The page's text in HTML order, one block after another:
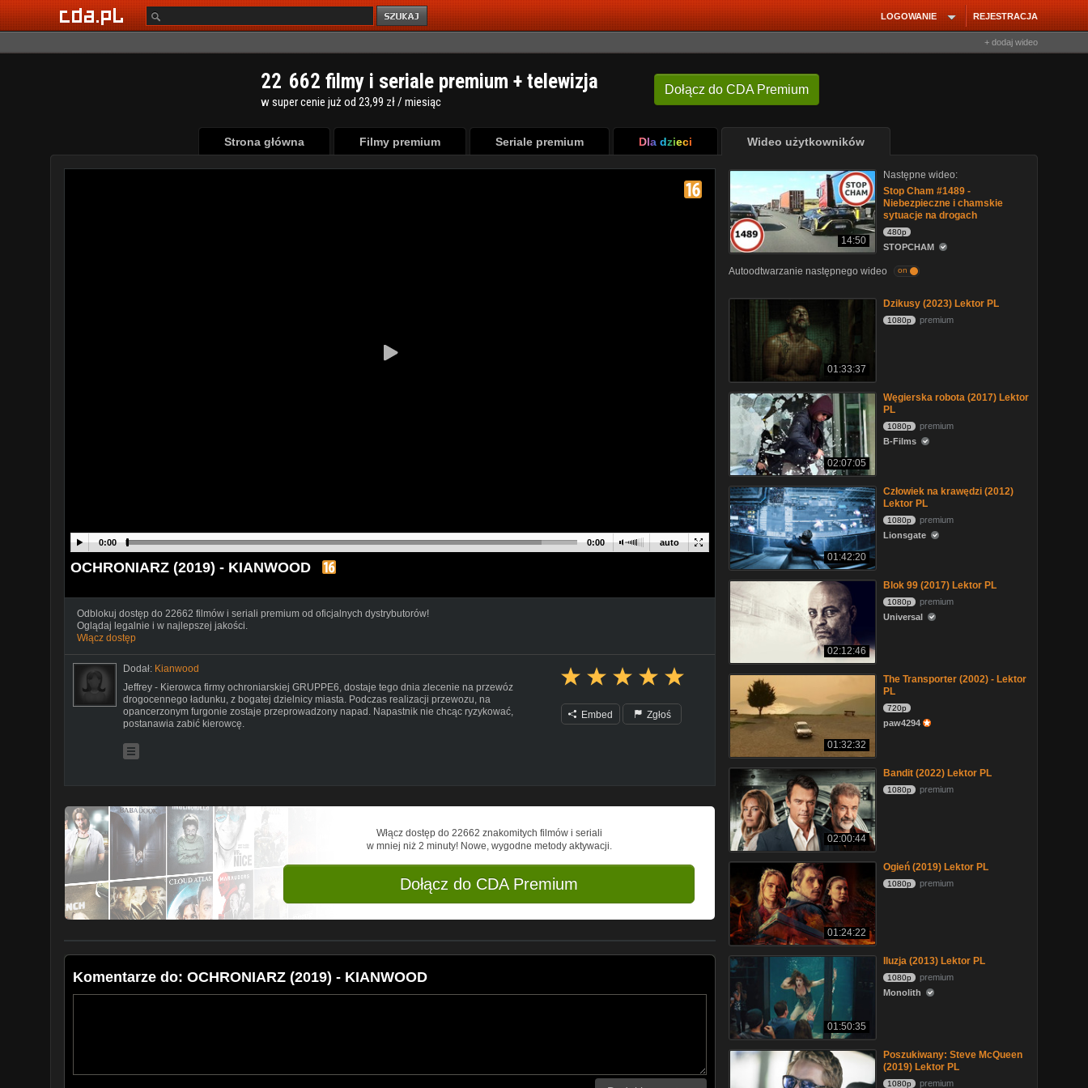
REJESTRACJA
LOGOWANIE
+ dodaj wideo
Dołącz do CDA Premium
22 662 filmy i seriale premium + telewizja
w super cenie już od 23,99 zł / miesiąc
Strona główna Filmy premium Seriale premium Dla dzieci Wideo użytkowników
auto
0:00 0:00
OCHRONIARZ (2019) - KIANWOOD
Odblokuj dostęp do 22662 filmów i seriali premium od oficjalnych dystrybutorów!
Oglądaj legalnie i w najlepszej jakości.
Włącz dostęp
Dodał: Kianwood
Jeffrey - Kierowca firmy ochroniarskiej GRUPPE6, dostaje tego dnia zlecenie na przewóz
drogocennego ładunku, z bogatej dzielnicy miasta. Podczas realizacji przewozu, na
opancerzonym furgonie zostaje przeprowadzony napad. Napastnik nie chcąc ryzykować,
postanawia zabić kierowcę.
Embed Zgłoś
Włącz dostęp do 22662 znakomitych filmów i seriali
w mniej niż 2 minuty! Nowe, wygodne metody aktywacji.
Dołącz do CDA Premium
Komentarze do: OCHRONIARZ (2019) - KIANWOOD
14:50
Następne wideo:
Stop Cham #1489 -
Niebezpieczne i chamskie
sytuacje na drogach
480p
STOPCHAM
Autoodtwarzanie następnego wideo on
01:33:37
Dzikusy (2023) Lektor PL
1080p premium
02:07:05
Węgierska robota (2017) Lektor
PL
1080p
premium
B-Films
01:42:20
Człowiek na krawędzi (2012)
Lektor PL
1080p
premium
Lionsgate
02:12:46
Blok 99 (2017) Lektor PL
1080p
premium
Universal
01:32:32
The Transporter (2002) - Lektor
PL
720p
paw4294
02:00:44
Bandit (2022) Lektor PL
1080p premium
01:24:22
Ogień (2019) Lektor PL
1080p premium
01:50:35
Iluzja (2013) Lektor PL
1080p
premium
Monolith
Poszukiwany: Steve McQueen
(2019) Lektor PL
1080p premium